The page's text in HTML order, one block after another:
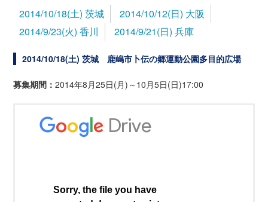
2014/10/18(土) 茨城
2014/10/12(日) 大阪
2014/9/23(火) 香川
2014/9/21(日) 兵庫
2014/10/18(土) 茨城 鹿嶋市卜伝の郷運動公園多目的広場
募集期間：2014年8月25日(月)～10月5日(日)17:00